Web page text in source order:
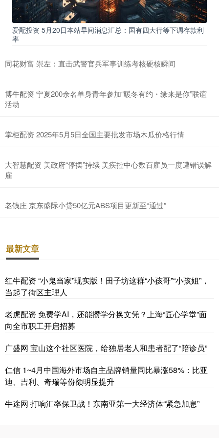
爱配投资 5月20日本站早间消息汇总：国有四大行等下调存款利
率
同花财富 崇左：直击武警官兵军事训练考核硬核瞬间
博牛配资 宁夏200余名单身青年参加“暖冬有约・缘来是你”联谊
活动
掌柜配资 2025年5月5日全国主要批发市场木瓜价格行情
大智慧配资 美政府“停摆”持续 美疾控中心数百雇员一度遭错误解
雇
老钱庄 京东盛际小贷50亿元ABS项目更新至“通过”
最新文章
红牛配资 “小鬼当家”现实版！田子坊这群“小孩哥”“小孩姐”，
当起了街区主理人
老虎配资 免费学AI，还能攒学分换文凭？上海“匠心学堂”面
向全市职工开启招募
广盛网 宝山这个社区医院，给独居老人和患者配了“陪诊员”
仁信 1~4月中国海外市场自主品牌销量同比暴涨58%：比亚
迪、吉利、奇瑞等份额明显提升
牛途网 打响汇率保卫战！东南亚第一大经济体“紧急加息”